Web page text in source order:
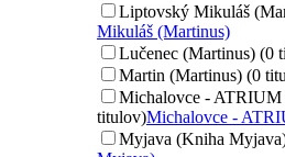
Liptovský Mikuláš
Mikuláš (Martinus)
Lučenec (Martinus) (0
Martin (Martinus) (0
Michalovce - ATRIUM
titulov)Michalovce -
Myjava (Kniha